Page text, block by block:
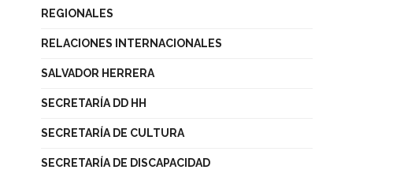
REGIONALES
RELACIONES INTERNACIONALES
SALVADOR HERRERA
SECRETARÍA DD HH
SECRETARÍA DE CULTURA
SECRETARÍA DE DISCAPACIDAD